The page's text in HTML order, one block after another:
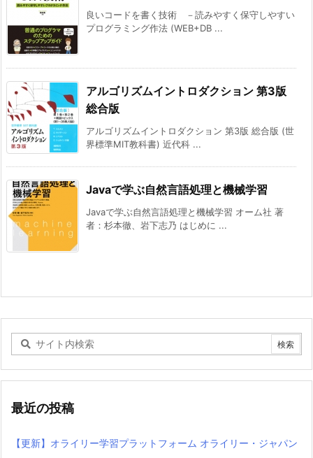
良いコードを書く技術 －読みやすく保守しやすい
プログラミング作法 (WEB+DB ...
アルゴリズムイントロダクション 第3版
総合版
アルゴリズムイントロダクション 第3版 総合版 (世
界標準MIT教科書) 近代科 ...
Javaで学ぶ自然言語処理と機械学習
Javaで学ぶ自然言語処理と機械学習 オーム社 著
者：杉本徹、岩下志乃 はじめに ...
最近の投稿
【更新】オライリー学習プラットフォーム オライリー・ジャパン